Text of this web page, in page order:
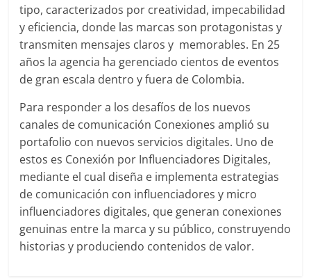
Agencias,
Empresas,
Negocios,
Tendencias,
Trendings,
Dinero,
Economía,
Diseño
Web,
Móviles,
Estrategias
Digitales,
Estrategias
Publicitarias,
Alianzas,
tipo, caracterizados por creatividad, impecabilidad
y eficiencia, donde las marcas son protagonistas y
transmiten mensajes claros y memorables. En 25
años la agencia ha gerenciado cientos de eventos
de gran escala dentro y fuera de Colombia.
Para responder a los desafíos de los nuevos
canales de comunicación Conexiones amplió su
portafolio con nuevos servicios digitales. Uno de
estos es Conexión por Influenciadores Digitales,
mediante el cual diseña e implementa estrategias
de comunicación con influenciadores y micro
influenciadores digitales, que generan conexiones
genuinas entre la marca y su público, construyendo
historias y produciendo contenidos de valor.